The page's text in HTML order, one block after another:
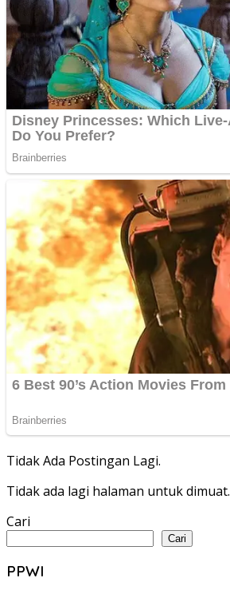
Tidak Ada Postingan Lagi.
Tidak ada lagi halaman untuk dimuat.
Cari
Cari
PPWI